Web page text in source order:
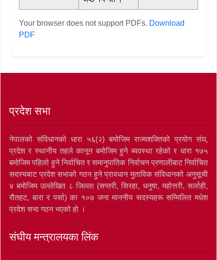
Your browser does not support PDFs. Download
PDF
प्रदेश सभा
नेपालको संविधानको धारा ५६(२) बमोजिम राज्यशक्तिको प्रयोग संघ,
प्रदेश र स्थानीय तहले कानून बमोजिम हुने ब्यवस्था रहेको र धारा १७५
बमोजिम पहिलो हुने निर्वाचित र समानुपातिक निर्वाचन प्रणालीबाट निर्वाचित
सदस्यबाट प्रदेश सभाको गठन हुने प्रावधान मुताविक संविधानको अनुसूची
४ बमोजिम उल्लेखित ८ जिल्ला (सप्तरी, सिरहा, धनुषा, महोत्तरी, सर्लाही,
रौतहट, बारा र पर्सा) का १०७ जना माननीय सदस्यहरू सम्मिलित मधेश
प्रदेश सभा गठन भएको हो ।
संघीय मन्त्रालयका लिंक